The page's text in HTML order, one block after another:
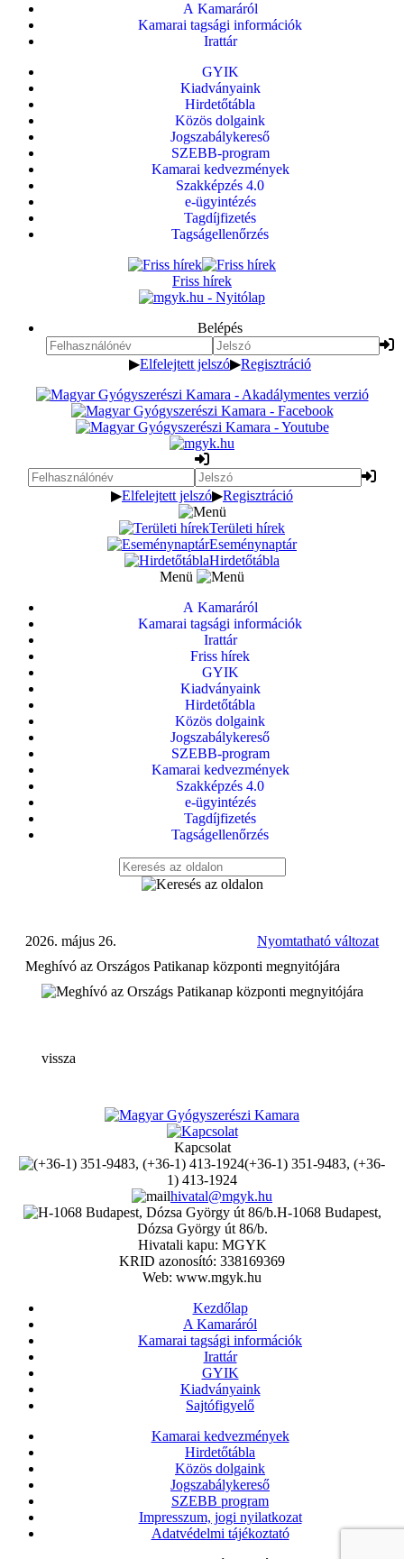
A Kamaráról
Kamarai tagsági információk
Irattár
GYIK
Kiadványaink
Hirdetőtábla
Közös dolgaink
Jogszabálykereső
SZEBB-program
Kamarai kedvezmények
Szakképzés 4.0
e-ügyintézés
Tagdíjfizetés
Tagságellenőrzés
Friss hírek
Belépés
▶Elfelejtett jelszó▶Regisztráció
▶Elfelejtett jelszó▶Regisztráció
Területi hírek
Eseménynaptár
Hirdetőtábla
Menü
A Kamaráról
Kamarai tagsági információk
Irattár
Friss hírek
GYIK
Kiadványaink
Hirdetőtábla
Közös dolgaink
Jogszabálykereső
SZEBB-program
Kamarai kedvezmények
Szakképzés 4.0
e-ügyintézés
Tagdíjfizetés
Tagságellenőrzés
Nyomtatható változat
2026. május 26.
Meghívó az Országos Patikanap központi megnyitójára
vissza
Kapcsolat
(+36-1) 351-9483, (+36-
1) 413-1924
hivatal@mgyk.hu
H-1068 Budapest,
Dózsa György út 86/b.
Hivatali kapu: MGYK
KRID azonosító: 338169369
Web: www.mgyk.hu
Kezdőlap
A Kamaráról
Kamarai tagsági információk
Irattár
GYIK
Kiadványaink
Sajtófigyelő
Kamarai kedvezmények
Hirdetőtábla
Közös dolgaink
Jogszabálykereső
SZEBB program
Impresszum, jogi nyilatkozat
Adatvédelmi tájékoztató